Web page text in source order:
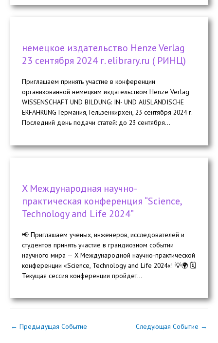
немецкое издательство Henze Verlag
23 сентября 2024 г. elibrary.ru ( РИНЦ)
Приглашаем принять участие в конференции
организованной немецким издательством Henze Verlag
WISSENSCHAFT UND BILDUNG: IN- UND AUSLÄNDISCHE
ERFAHRUNG Германия, Гельзенкирхен, 23 сентября 2024 г.
Последний день подачи статей: до 23 сентября...
X Международная научно-
практическая конференция “Science,
Technology and Life 2024”
📢 Приглашаем ученых, инженеров, исследователей и
студентов принять участие в грандиозном событии
научного мира — X Международной научно-практической
конференции «Science, Technology and Life 2024«! 💡🌍 🗓️
Текущая сессия конференции пройдет...
← Предыдущая Событие Следующая Событие →